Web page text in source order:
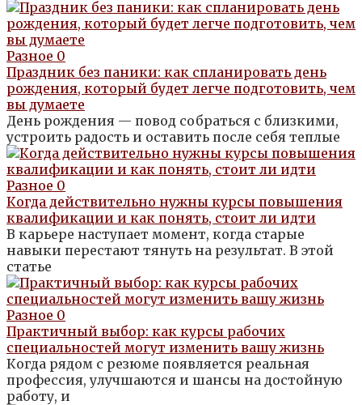
Разное 0
Праздник без паники: как спланировать день
рождения, который будет легче подготовить, чем
вы думаете
День рождения — повод собраться с близкими,
устроить радость и оставить после себя теплые
Разное 0
Когда действительно нужны курсы повышения
квалификации и как понять, стоит ли идти
В карьере наступает момент, когда старые
навыки перестают тянуть на результат. В этой
статье
Разное 0
Практичный выбор: как курсы рабочих
специальностей могут изменить вашу жизнь
Когда рядом с резюме появляется реальная
профессия, улучшаются и шансы на достойную
работу, и